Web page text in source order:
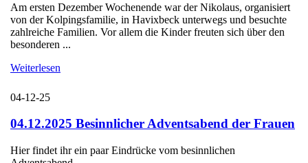
Am ersten Dezember Wochenende war der Nikolaus, organisiert
von der Kolpingsfamilie, in Havixbeck unterwegs und besuchte
zahlreiche Familien. Vor allem die Kinder freuten sich über den
besonderen ...
Weiterlesen
04-12-25
04.12.2025 Besinnlicher Adventsabend der Frauen
Hier findet ihr ein paar Eindrücke vom besinnlichen